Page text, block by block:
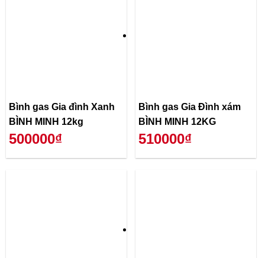
Bình gas Gia đình Xanh
BÌNH MINH 12kg
500000₫
Bình gas Gia Đình xám
BÌNH MINH 12KG
510000₫